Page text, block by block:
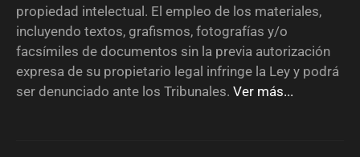
propiedad intelectual. El empleo de los materiales,
incluyendo textos, grafismos, fotografías y/o
facsímiles de documentos sin la previa autorización
expresa de su propietario legal infringe la Ley y podrá
ser denunciado ante los Tribunales. Ver más...